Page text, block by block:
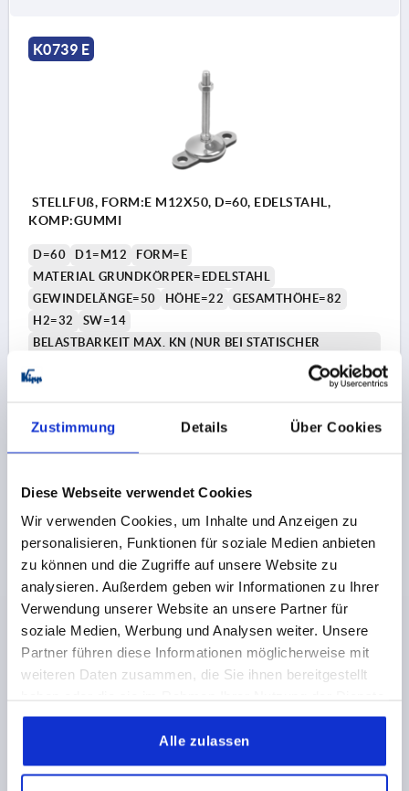
Zustimmung Details Über Cookies
Diese Webseite verwendet Cookies
Wir verwenden Cookies, um Inhalte und Anzeigen zu
personalisieren, Funktionen für soziale Medien anbieten
zu können und die Zugriffe auf unsere Website zu
analysieren. Außerdem geben wir Informationen zu Ihrer
Verwendung unserer Website an unsere Partner für
soziale Medien, Werbung und Analysen weiter. Unsere
Partner führen diese Informationen möglicherweise mit
weiteren Daten zusammen, die Sie ihnen bereitgestellt
gesammelt haben.
Alle zulassen
K0739 E
STELLFUß, FORM:E M12X50, D=60, EDELSTAHL,
KOMP:GUMMI
D=60 D1=M12
FORM=E
MATERIAL GRUNDKÖRPER=EDELSTAHL
GEWINDELÄNGE=50
HÖHE=22
GESAMTHÖHE=82
H2=32
SW=14
BELASTBARKEIT MAX. KN (NUR BEI STATISCHER
Bestellnummer:
22,47 CHF
K0739 E
STELLFUß, FORM:E M12X75, D=60, EDELSTAHL,
D=60 D1=M12
FORM=E
MATERIAL GRUNDKÖRPER=EDELSTAHL
GEWINDELÄNGE=75
HÖHE=22
GESAMTHÖHE=107